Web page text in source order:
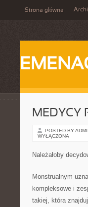
Strona główna
MEDYCY
POSTED BY
WYŁĄCZONA
Należałoby
Monstrualnym
kompleksowe i
takiej, która